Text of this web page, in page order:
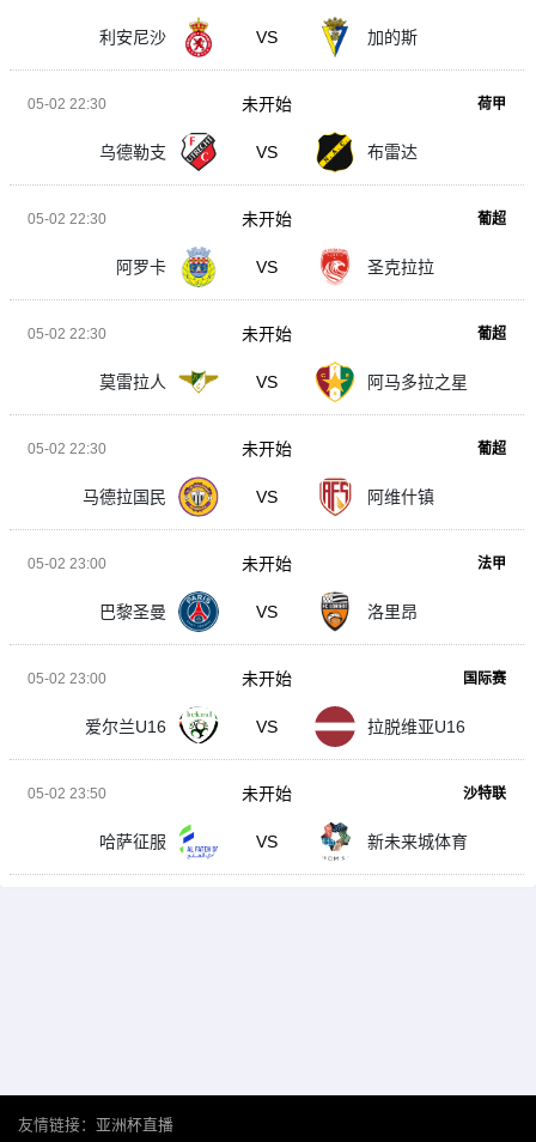
利安尼沙 VS 加的斯
05-02 22:30 荷甲
乌德勒支 VS 布雷达
未开始
05-02 22:30 葡超
阿罗卡 VS 圣克拉拉
未开始
05-02 22:30 葡超
莫雷拉人 VS 阿马多拉之星
未开始
05-02 22:30 葡超
马德拉国民 VS 阿维什镇
未开始
05-02 23:00 法甲
巴黎圣曼 VS 洛里昂
未开始
05-02 23:00 国际赛
爱尔兰U16 VS 拉脱维亚U16
未开始
05-02 23:50 沙特联
哈萨征服 VS 新未来城体育
未开始
友情链接： 亚洲杯直播